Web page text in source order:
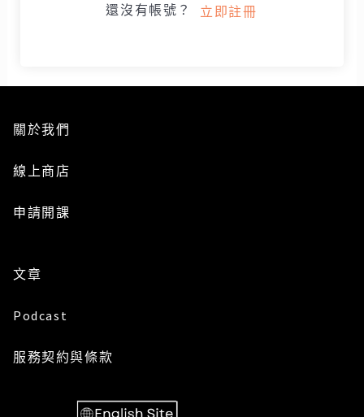
還沒有帳號？ 立即註冊
關於我們
線上商店
申請開課
文章
Podcast
服務契約與條款